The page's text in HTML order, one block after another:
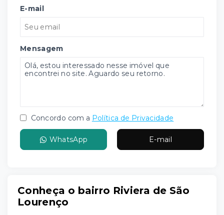
E-mail
Mensagem
Concordo com a Política de Privacidade
WhatsApp E-mail
Conheça o bairro Riviera de São
Lourenço